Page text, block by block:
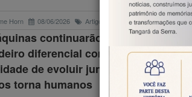
Horn 08/06/2026 Artigos
continuarão evoluindo
diferencial competitivo do
de evoluir junto com elas,
torna humanos